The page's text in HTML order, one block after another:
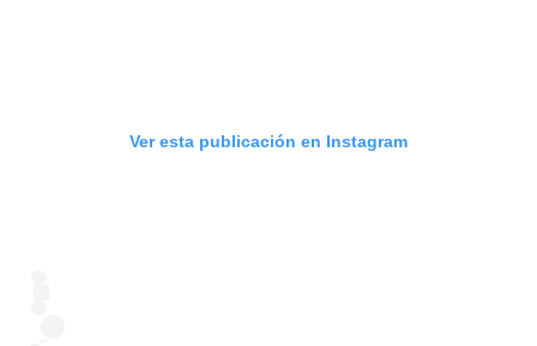
Ver esta publicación en Instagram